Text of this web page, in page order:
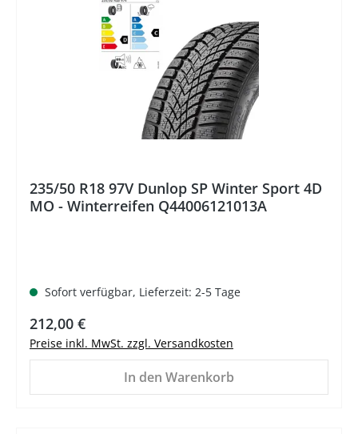
235/50 R18 97V Dunlop SP Winter Sport 4D
MO - Winterreifen Q44006121013A
Sofort verfügbar, Lieferzeit: 2-5 Tage
Regulärer Preis:
212,00 €
Preise inkl. MwSt. zzgl. Versandkosten
In den Warenkorb